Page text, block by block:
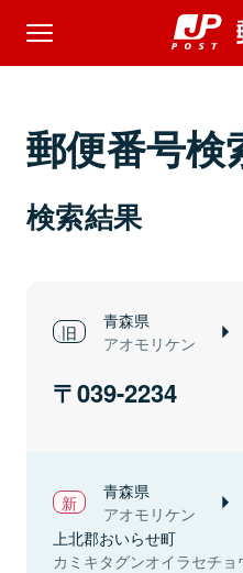
郵便番号検
検索結果
青森県
アオモリケン
039-2234
青森県
アオモリケン
上北郡おいらせ町
カミキタグンオイラセチョ